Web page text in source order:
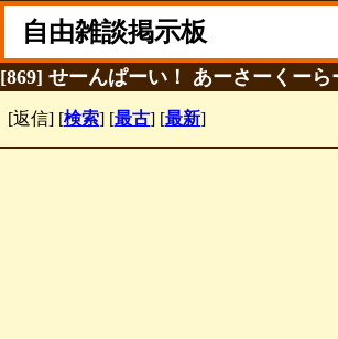
自由雑談掲示板
[869] せーんぱーい！ あーさーくーら
[返信] [検索] [最古] [最新]